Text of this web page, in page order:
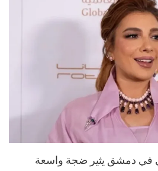
في دمشق يثير ضجة واسعة